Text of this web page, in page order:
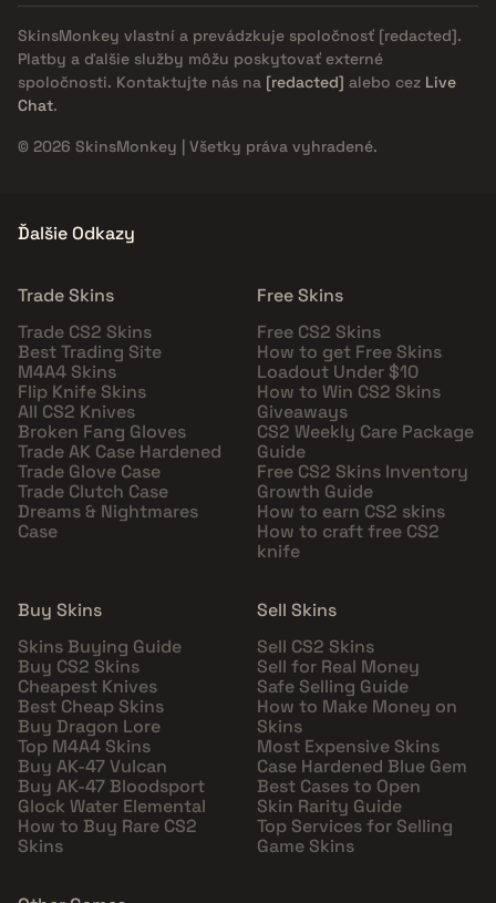
SkinsMonkey vlastní a prevádzkuje spoločnosť [redacted].
Platby a ďalšie služby môžu poskytovať externé
spoločnosti. Kontaktujte nás na [redacted] alebo cez Live
Chat.
© 2026 SkinsMonkey | Všetky práva vyhradené.
Ďalšie Odkazy
Trade Skins
Trade CS2 Skins
Best Trading Site
M4A4 Skins
Flip Knife Skins
All CS2 Knives
Broken Fang Gloves
Trade AK Case Hardened
Trade Glove Case
Trade Clutch Case
Dreams & Nightmares
Case
Free Skins
Free CS2 Skins
How to get Free Skins
Loadout Under $10
How to Win CS2 Skins
Giveaways
CS2 Weekly Care Package
Guide
Free CS2 Skins Inventory
Growth Guide
How to earn CS2 skins
How to craft free CS2
knife
Buy Skins
Skins Buying Guide
Buy CS2 Skins
Cheapest Knives
Best Cheap Skins
Buy Dragon Lore
Top M4A4 Skins
Buy AK-47 Vulcan
Buy AK-47 Bloodsport
Glock Water Elemental
How to Buy Rare CS2
Skins
Sell Skins
Sell CS2 Skins
Sell for Real Money
Safe Selling Guide
How to Make Money on
Skins
Most Expensive Skins
Case Hardened Blue Gem
Best Cases to Open
Skin Rarity Guide
Top Services for Selling
Game Skins